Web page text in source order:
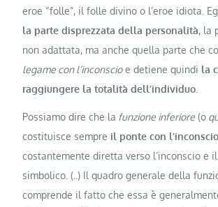
eroe “folle”, il folle divino o l’eroe idiota.
la parte disprezzata della personalità, la
non adattata, ma anche quella parte che
legame con l’inconscioe detiene quindi la
raggiungere la totalità dell’individuo.
Possiamo dire che la funzione inferiore (o
costituisce sempre il ponte con l’inconscio
costantemente diretta verso l’inconscio e
simbolico. (..) Il quadro generale della
comprende il fatto che essa è